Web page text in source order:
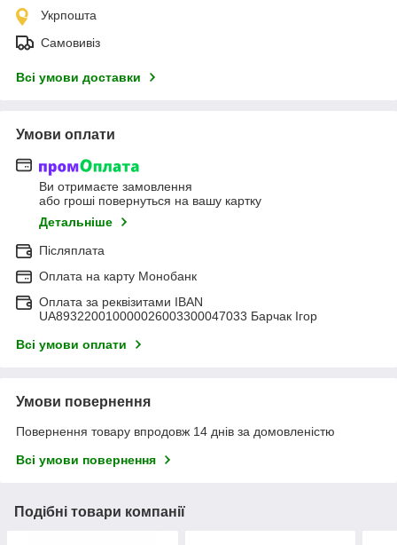
Укрпошта
Самовивіз
Всі умови доставки
Умови оплати
Ви отримаєте замовлення
або гроші повернуться на вашу картку
Детальніше
Післяплата
Оплата на карту Монобанк
Оплата за реквізитами IBAN
UA893220010000026003300047033 Барчак Ігор
Всі умови оплати
Умови повернення
Повернення товару впродовж 14 днів за домовленістю
Всі умови повернення
Подібні товари компанії